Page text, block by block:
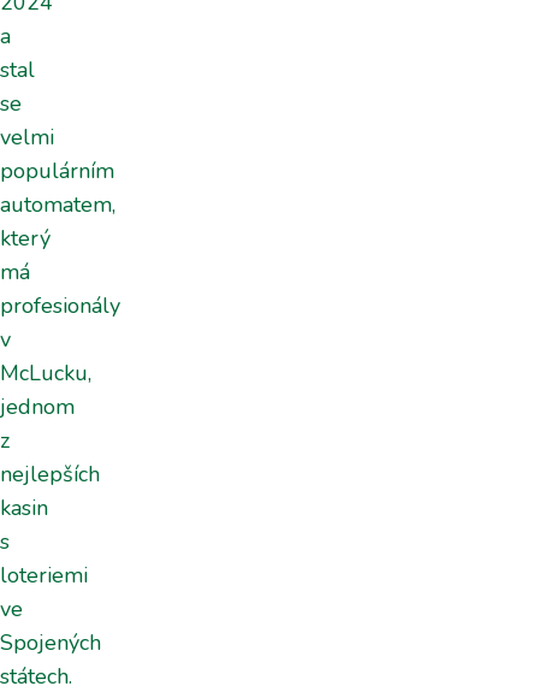
a
stal
se
velmi
populárním
automatem,
který
má
profesionály
v
McLucku,
jednom
z
nejlepších
kasin
s
loteriemi
ve
Spojených
státech.